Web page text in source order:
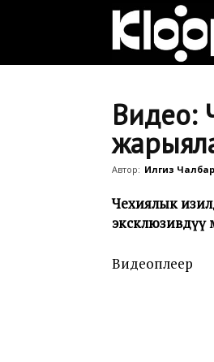
Видео:
Автор: Илгиз
Чехиялык
эксклюзивдүү
Видеоплеер